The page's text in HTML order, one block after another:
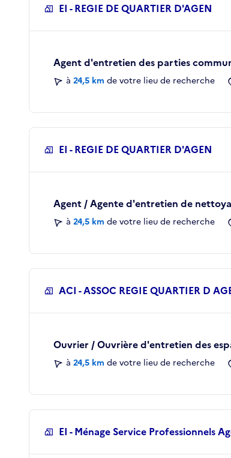
EI - REGIE DE QUARTIER D'AGEN
Agent d'entretien des parties
à 24,5 km de votre lieu de recherche
EI - REGIE DE QUARTIER D'AGEN
Agent / Agente d'entretien de
à 24,5 km de votre lieu de recherche
ACI - ASSOC REGIE QUARTIER D
Ouvrier / Ouvrière d'entretien des
à 24,5 km de votre lieu de recherche
EI - Ménage Service Professionnels